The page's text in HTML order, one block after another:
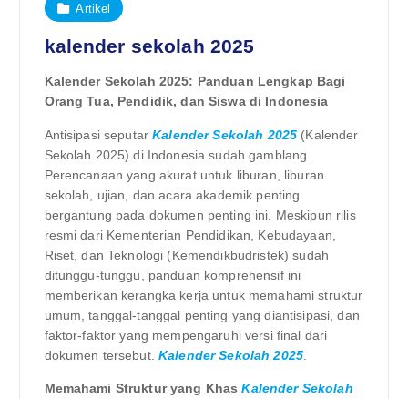
Artikel
kalender sekolah 2025
Kalender Sekolah 2025: Panduan Lengkap Bagi
Orang Tua, Pendidik, dan Siswa di Indonesia
Antisipasi seputarKalender Sekolah 2025 (Kalender
Sekolah 2025) di Indonesia sudah gamblang.
Perencanaan yang akurat untuk liburan, liburan
sekolah, ujian, dan acara akademik penting
bergantung pada dokumen penting ini. Meskipun rilis
resmi dari Kementerian Pendidikan, Kebudayaan,
Riset, dan Teknologi (Kemendikbudristek) sudah
ditunggu-tunggu, panduan komprehensif ini
memberikan kerangka kerja untuk memahami struktur
umum, tanggal-tanggal penting yang diantisipasi, dan
faktor-faktor yang mempengaruhi versi final dari
dokumen tersebut.Kalender Sekolah 2025
Memahami Struktur yang KhasKalender Sekolah